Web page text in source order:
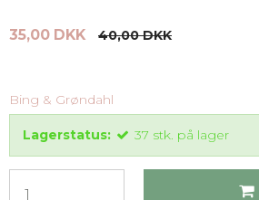
35,00 DKK 40,00 DKK
Bing & Grøndahl
Lagerstatus: 37 stk. på lager